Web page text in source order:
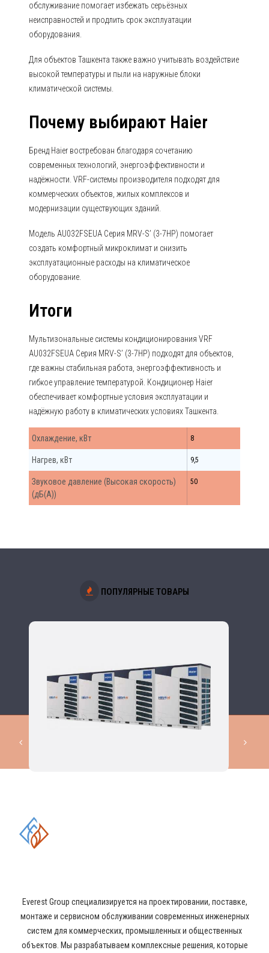
обслуживание помогает избежать серьёзных
неисправностей и продлить срок эксплуатации
оборудования.
Для объектов Ташкента также важно учитывать воздействие
высокой температуры и пыли на наружные блоки
климатической системы.
Почему выбирают Haier
Бренд Haier востребован благодаря сочетанию
современных технологий, энергоэффективности и
надёжности. VRF-системы производителя подходят для
коммерческих объектов, жилых комплексов и
модернизации существующих зданий.
Модель AU032FSEUA Серия MRV-S’ (3-7HP) помогает
создать комфортный микроклимат и снизить
эксплуатационные расходы на климатическое
оборудование.
Итоги
Мультизональные системы кондиционирования VRF
AU032FSEUA Серия MRV-S’ (3-7HP) подходят для объектов,
где важны стабильная работа, энергоэффективность и
гибкое управление температурой. Кондиционер Haier
обеспечивает комфортные условия эксплуатации и
надёжную работу в климатических условиях Ташкента.
Охлаждение, кВт 8
Нагрев, кВт 9,5
Звуковое давление (Высокая скорость)
(дБ(А))
50
ПОПУЛЯРНЫЕ ТОВАРЫ
Everest Group специализируется на проектировании, поставке,
монтаже и сервисном обслуживании современных инженерных
систем для коммерческих, промышленных и общественных
объектов. Мы разрабатываем комплексные решения, которые